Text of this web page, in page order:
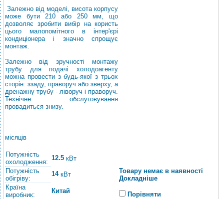
Залежно від моделі, висота корпусу
може бути 210 або 250 мм, що
дозволяє зробити вибір на користь
цього малопомітного в інтер'єрі
кондиціонера і значно спрощує
монтаж.
Залежно від зручності монтажу
трубу для подачі холодоагенту
можна провести з будь-якої з трьох
сторін: ззаду, праворуч або зверху, а
дренажну трубу - ліворуч і праворуч.
Технічне обслуговування
провадиться знизу.
місяців
Потужність
охолодження:
12.5 кВт
Потужність
обігріву:
14кВт
Країна
виробник:
Китай
Товару немає в наявності
Докладніше
Порівняти